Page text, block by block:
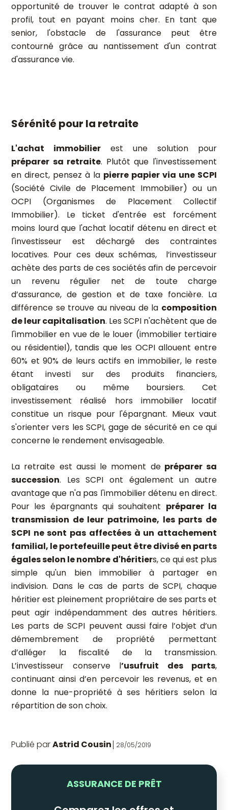
opportunité de trouver le contrat adapté à son
profil, tout en payant moins cher. En tant que
senior, l'obstacle de l'assurance peut être
contourné grâce au nantissement d'un contrat
d'assurance vie.
Sérénité pour la retraite
L'achat immobilier est une solution pour
préparer sa retraite. Plutôt que l'investissement
en direct, pensez à la pierre papier via une SCPI
(Société Civile de Placement Immobilier) ou un
OCPI (Organismes de Placement Collectif
Immobilier). Le ticket d'entrée est forcément
moins lourd que l'achat locatif détenu en direct et
l'investisseur est déchargé des contraintes
locatives. Pour ces deux schémas, l’investisseur
achète des parts de ces sociétés afin de percevoir
un revenu régulier net de toute charge
d’assurance, de gestion et de taxe foncière. La
différence se trouve au niveau de la composition
de leur capitalisation. Les SCPI n'achètent que de
l'immobilier en vue de le louer (immobilier tertiaire
ou résidentiel), tandis que les OCPI allouent entre
60% et 90% de leurs actifs en immobilier, le reste
étant investi sur des produits financiers,
obligataires ou même boursiers. Cet
investissement réalisé hors immobilier locatif
constitue un risque pour l'épargnant. Mieux vaut
s'orienter vers les SCPI, gage de sécurité en ce qui
concerne le rendement envisageable.
La retraite est aussi le moment depréparer sa
succession. Les SCPI ont également un autre
avantage que n'a pas l'immobilier détenu en direct.
Pour les épargnants qui souhaitent préparer la
transmission de leur patrimoine, les parts de
SCPI ne sont pas affectées à un attachement
familial, le portefeuille peut être divisé en parts
égales selon le nombre d'héritiers, ce qui est plus
simple qu'un bien immobilier à partager en
indivision. Dans le cas de parts de SCPI, chaque
héritier est pleinement propriétaire de ses parts et
peut agir indépendamment des autres héritiers.
Les parts de SCPI peuvent aussi faire l’objet d’un
démembrement de propriété permettant
d’alléger la fiscalité de la transmission.
L’investisseur conserve l’usufruit des parts,
continuant ainsi d’en percevoir les revenus, et en
donne la nue-propriété à ses héritiers selon la
répartition de son choix.
Publié parAstrid Cousin 28/05/2019
ASSURANCE DE PRÊT